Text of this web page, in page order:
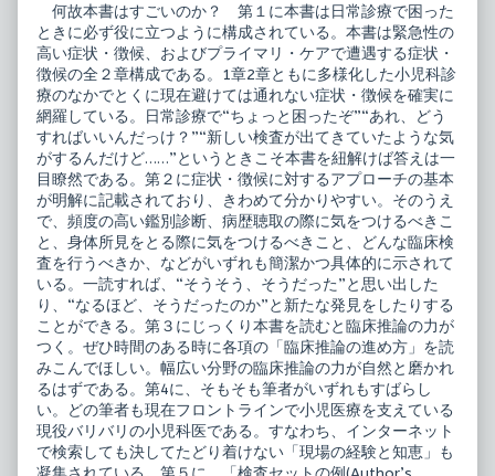
鑑
別
診
断
の
実
践
ガ
イ
ド
published
on
Skill
6
臨
床
検
査
と
鑑
別
診
断
の
実
践
ガ
イ
ド,
何故本書はすごいのか？ 第１に本書は日常診療で困った
ときに必ず役に立つように構成されている。本書は緊急性の
高い症状・徴候、およびプライマリ・ケアで遭遇する症状・
徴候の全２章構成である。1章2章ともに多様化した小児科診
療のなかでとくに現在避けては通れない症状・徴候を確実に
網羅している。日常診療で“ちょっと困ったぞ”“あれ、どう
すればいいんだっけ？”“新しい検査が出てきていたような気
がするんだけど……”というときこそ本書を紐解けば答えは一
目瞭然である。第２に症状・徴候に対するアプローチの基本
が明解に記載されており、きわめて分かりやすい。そのうえ
で、頻度の高い鑑別診断、病歴聴取の際に気をつけるべきこ
と、身体所見をとる際に気をつけるべきこと、どんな臨床検
査を行うべきか、などがいずれも簡潔かつ具体的に示されて
いる。一読すれば、“そうそう、そうだった”と思い出した
り、“なるほど、そうだったのか”と新たな発見をしたりする
ことができる。第３にじっくり本書を読むと臨床推論の力が
つく。ぜひ時間のある時に各項の「臨床推論の進め方」を読
みこんでほしい。幅広い分野の臨床推論の力が自然と磨かれ
るはずである。第4に、そもそも筆者がいずれもすばらし
い。どの筆者も現在フロントラインで小児医療を支えている
現役バリバリの小児科医である。すなわち、インターネット
で検索しても決してたどり着けない「現場の経験と知恵」も